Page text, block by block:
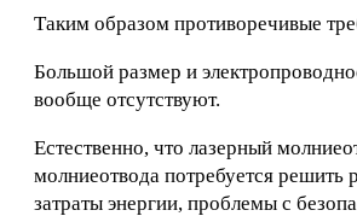
Таким образом противоречивые
Большой размер и
вообще отсутствуют.
Естественно, что лазерный
молниеотвода потребуется
затраты энергии, проблемы с